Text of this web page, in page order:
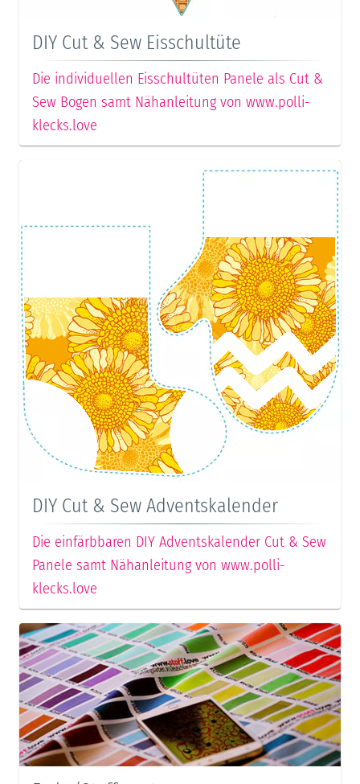
DIY Cut & Sew Eisschultüte
Die individuellen Eisschultüten Panele als Cut &
Sew Bogen samt Nähanleitung von www.polli-
klecks.love
DIY Cut & Sew Adventskalender
Die einfärbbaren DIY Adventskalender Cut & Sew
Panele samt Nähanleitung von www.polli-
klecks.love